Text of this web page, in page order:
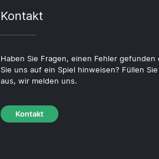
Kontakt
Haben Sie Fragen, einen Fehler gefunden
Sie uns auf ein Spiel hinweisen? Füllen
aus, wir melden uns.
Kontakt